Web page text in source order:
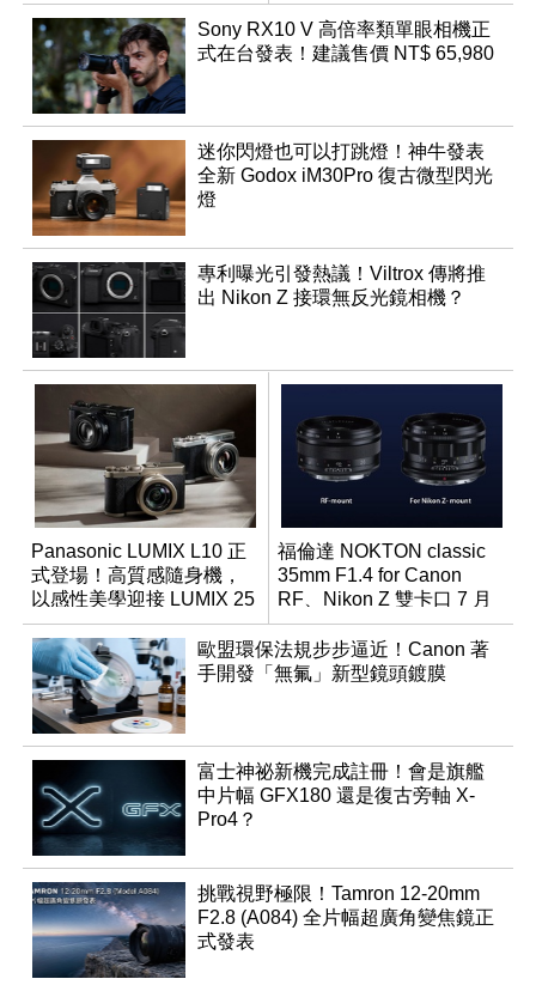
Sony RX10 V 高倍率類單眼相機正
式在台發表！建議售價 NT$ 65,980
迷你閃燈也可以打跳燈！神牛發表
全新 Godox iM30Pro 復古微型閃光
燈
專利曝光引發熱議！Viltrox 傳將推
出 Nikon Z 接環無反光鏡相機？
Panasonic LUMIX L10 正
式登場！高質感隨身機，
以感性美學迎接 LUMIX 25
週年
福倫達 NOKTON classic
35mm F1.4 for Canon
RF、Nikon Z 雙卡口 7 月
同步登台
歐盟環保法規步步逼近！Canon 著
手開發「無氟」新型鏡頭鍍膜
富士神祕新機完成註冊！會是旗艦
中片幅 GFX180 還是復古旁軸 X-
Pro4？
挑戰視野極限！Tamron 12-20mm
F2.8 (A084) 全片幅超廣角變焦鏡正
式發表